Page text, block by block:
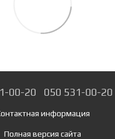
00-20 050 531-00-20
информация
Полная версия сайта